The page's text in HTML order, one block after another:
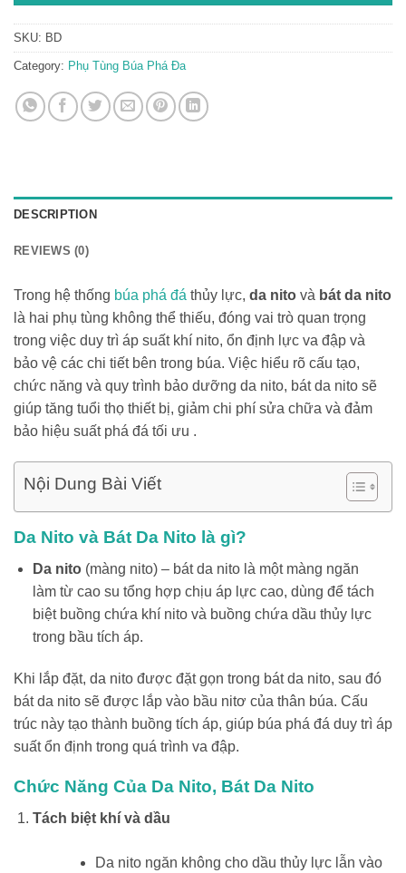
SKU: BD
Category: Phụ Tùng Búa Phá Đa
DESCRIPTION
REVIEWS (0)
Trong hệ thống búa phá đá thủy lực, da nito và bát da nito
là hai phụ tùng không thể thiếu, đóng vai trò quan trọng
trong việc duy trì áp suất khí nito, ổn định lực va đập và
bảo vệ các chi tiết bên trong búa. Việc hiểu rõ cấu tạo,
chức năng và quy trình bảo dưỡng da nito, bát da nito sẽ
giúp tăng tuổi thọ thiết bị, giảm chi phí sửa chữa và đảm
bảo hiệu suất phá đá tối ưu .
Nội Dung Bài Viết
Da Nito và Bát Da Nito là gì?
Da nito(màng nito) – bát da nito là một màng ngăn
làm từ cao su tổng hợp chịu áp lực cao, dùng để tách
biệt buồng chứa khí nito và buồng chứa dầu thủy lực
trong bầu tích áp.
Khi lắp đặt, da nito được đặt gọn trong bát da nito, sau đó
bát da nito sẽ được lắp vào bầu nitơ của thân búa. Cấu
trúc này tạo thành buồng tích áp, giúp búa phá đá duy trì áp
suất ổn định trong quá trình va đập.
Chức Năng Của Da Nito, Bát Da Nito
Tách biệt khí và dầu
Da nito ngăn không cho dầu thủy lực lẫn vào